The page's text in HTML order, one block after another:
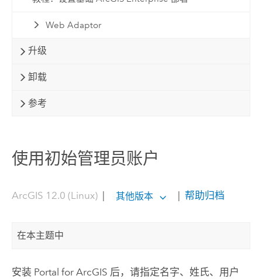
Web Adaptor
升级
卸载
参考
使用初始管理员账户
ArcGIS 12.0 (Linux)| 其他版本 帮助归档
在本主题中
安装 Portal for ArcGIS 后，请指定名字、姓氏、用户